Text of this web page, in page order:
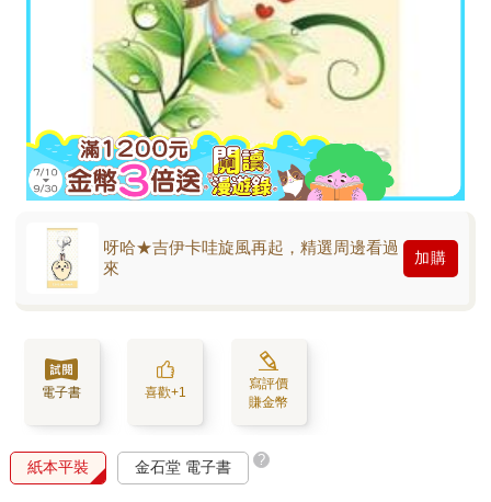
呀哈★吉伊卡哇旋風再起，精選周邊看過
來
加購
電子書 喜歡+1
寫評價
賺金幣
紙本平裝 金石堂 電子書 ?